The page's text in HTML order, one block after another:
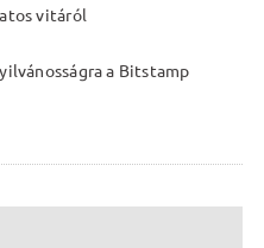
vitáról
a Bitstamp